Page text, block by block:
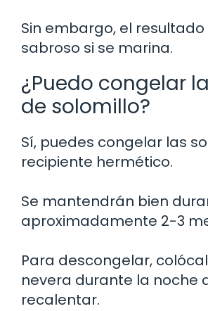
Sin embargo, el
sabroso si se marina.
¿Puedo congelar
de solomillo?
Sí, puedes congelar las
recipiente hermético.
Se mantendrán bien
aproximadamente 2-3
Para descongelar,
nevera durante la noche
recalentar.